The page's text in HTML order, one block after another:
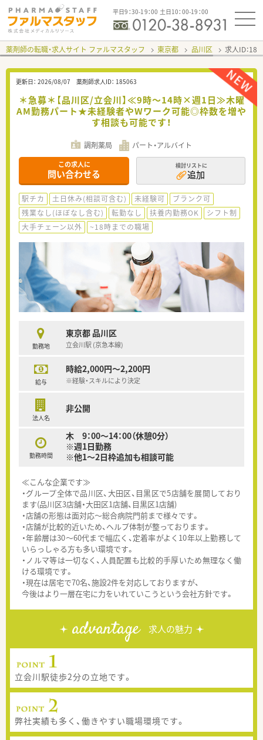
平日9：30-19：00 土日10：00-19：00
薬剤師の転職・求人サイト ファルマスタッフ 東京都 品川区 求人ID：
更新日： 2026/08/07 薬剤師求人ID： 185063
＊急募＊【品川区/立会川】≪9時～14時×週1日≫木曜
AM勤務パート★未経験者やWワーク可能◎枠数を増や
す相談も可能です！
調剤薬局 パート・アルバイト
この求人に
問い合わせる
検討リストに
追加
駅チカ 土日休み(相談可含む) 未経験可
ブランク可
残業なし(ほぼなし含む)
転勤なし 扶養内勤務OK
シフト制
大手チェーン以外
~18時までの職場
勤務地
東京都 品川区
立会川駅 (京急本線)
給与
時給2,000円～2,200円
※経験・スキルにより決定
法人名
非公開
勤務時間
木 9：00～14：00（休憩0分）
※週1日勤務
※他1～2日枠追加も相談可能
≪こんな企業です≫
・グループ全体で品川区、大田区、目黒区で5店舗を展開しており
ます(品川区3店舗・大田区1店舗、目黒区1店舗)
・店舗の形態は面対応～総合病院門前まで様々です。
・店舗が比較的近いため、ヘルプ体制が整っております。
・年齢層は30～60代まで幅広く、定着率がよく10年以上勤務して
いらっしゃる方も多い環境です。
・ノルマ等は一切なく、人員配置も比較的手厚いため無理なく働
ける環境です。
・現在は居宅で70名、施設2件を対応しておりますが、
今後はより一層在宅に力をいれていこうという会社方針です。
advantage 求人の魅力
立会川駅徒歩2分の立地です。
弊社実績も多く、働きやすい職場環境です。